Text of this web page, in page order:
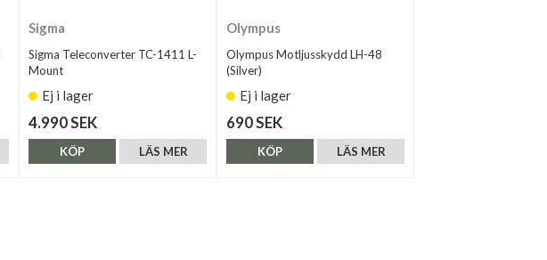
Sigma
Sigma Teleconverter TC-1411 L-
Mount
Ej i lager
4.990 SEK
LÄS MER
KÖP
Olympus
Olympus Motljusskydd LH-48
(Silver)
Ej i lager
690 SEK
LÄS MER
KÖP